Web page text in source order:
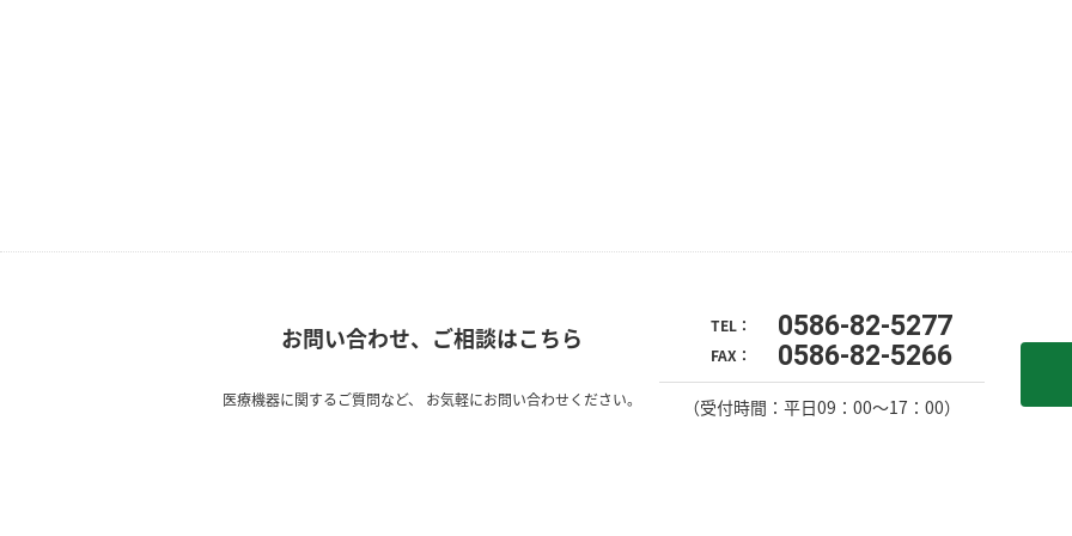
お問い合わせ、ご相談はこちら
医療機器に関するご質問など、 お気軽にお問い合わせください。
TEL： 0586-82-5277
FAX： 0586-82-5266
（受付時間：平日09：00〜17：00）